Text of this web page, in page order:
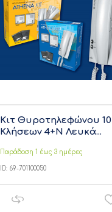
Κιτ Θυροτηλεφώνου 10
Κλήσεων 4+Ν Λευκά...
Παράδοση 1 έως 3 ημέρες
ID: 69-701100050